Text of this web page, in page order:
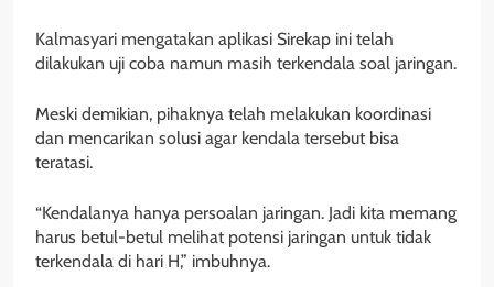
Kalmasyari mengatakan aplikasi Sirekap ini telah
dilakukan uji coba namun masih terkendala soal jaringan.
Meski demikian, pihaknya telah melakukan koordinasi
dan mencarikan solusi agar kendala tersebut bisa
teratasi.
“Kendalanya hanya persoalan jaringan. Jadi kita memang
harus betul-betul melihat potensi jaringan untuk tidak
terkendala di hari H,” imbuhnya.